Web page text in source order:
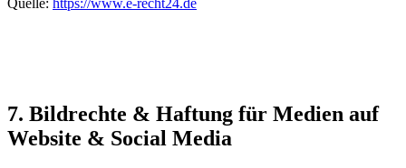
Quelle: https://www.e-recht24.de
7. Bildrechte & Haftung für Medien auf
Website & Social Media